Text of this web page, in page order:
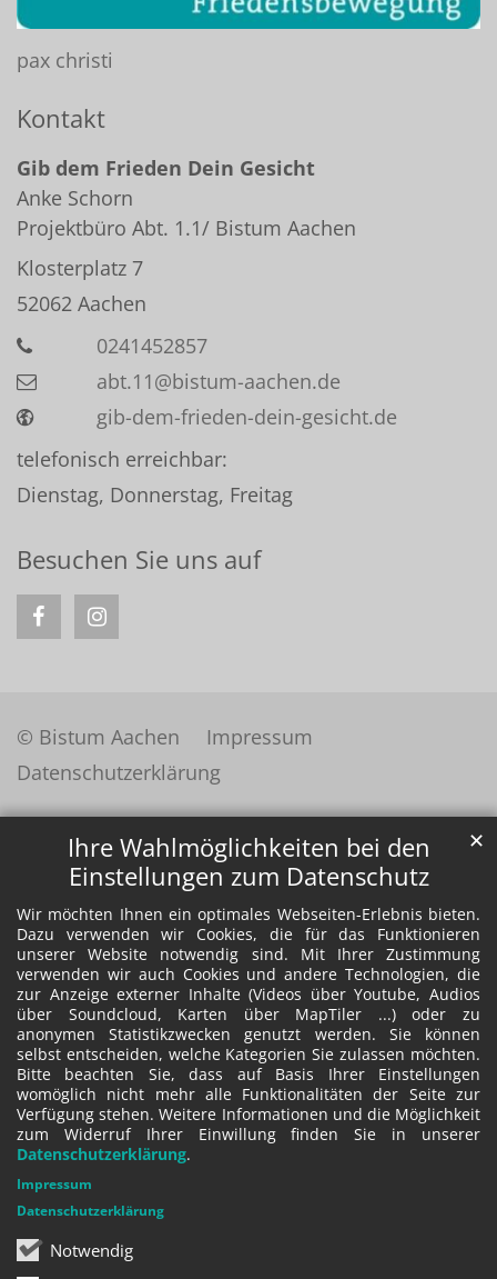
Ihre Wahlmöglichkeiten bei den
Einstellungen zum Datenschutz
Wir möchten Ihnen ein optimales Webseiten-Erlebnis bieten.
Dazu verwenden wir Cookies, die für das Funktionieren
unserer Website notwendig sind. Mit Ihrer Zustimmung
verwenden wir auch Cookies und andere Technologien, die
zur Anzeige externer Inhalte (Videos über Youtube, Audios
über Soundcloud, Karten über MapTiler ...) oder zu
anonymen Statistikzwecken genutzt werden. Sie können
selbst entscheiden, welche Kategorien Sie zulassen möchten.
Bitte beachten Sie, dass auf Basis Ihrer Einstellungen
womöglich nicht mehr alle Funktionalitäten der Seite zur
Verfügung stehen. Weitere Informationen und die Möglichkeit
zum Widerruf Ihrer Einwillung finden Sie in unserer
Datenschutzerklärung.
Notwendig
✕
Impressum
Datenschutzerklärung
pax christi
Kontakt
Gib dem Frieden Dein Gesicht
Anke Schorn
Projektbüro Abt. 1.1/ Bistum Aachen
Klosterplatz 7
52062 Aachen
0241452857
abt.11@bistum-aachen.de
gib-dem-frieden-dein-gesicht.de
telefonisch erreichbar:
Dienstag, Donnerstag, Freitag
Besuchen Sie uns auf
© Bistum Aachen
Impressum
Datenschutzerklärung